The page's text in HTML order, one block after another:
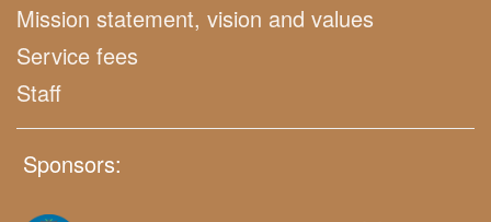
Mission statement, vision and values
Service fees
Staff
Sponsors: